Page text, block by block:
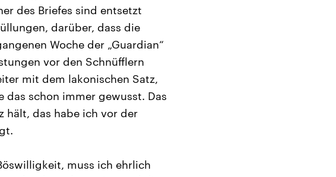
des Briefes sind entsetzt
darüber, dass die
Woche der „Guardian“
vor den Schnüfflern
mit dem lakonischen Satz,
schon immer gewusst. Das
hält, das habe ich vor der
muss ich ehrlich